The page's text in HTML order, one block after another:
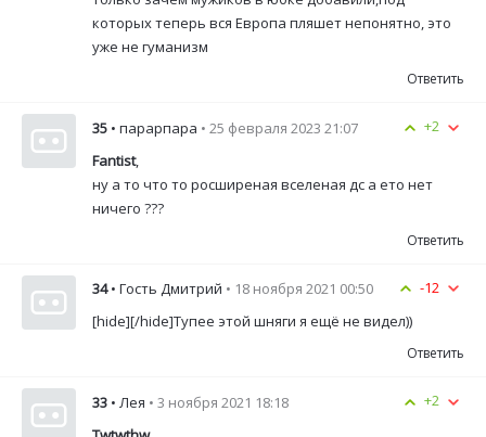
которых теперь вся Европа пляшет непонятно, это
уже не гуманизм
Ответить
+2
35 • парарпара • 25 февраля 2023 21:07
Fantist,
ну а то что то росширеная вселеная дс а ето нет
ничего ???
Ответить
-12
34 • Гость Дмитрий • 18 ноября 2021 00:50
[hide][/hide]Тупее этой шняги я ещё не видел))
Ответить
+2
33 • Лея • 3 ноября 2021 18:18